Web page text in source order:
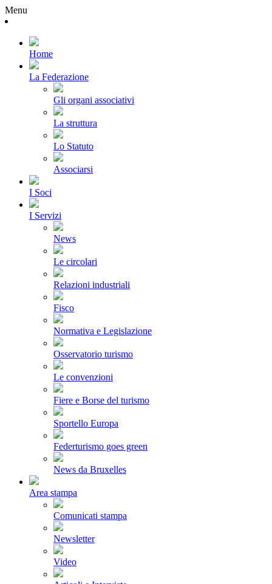
Menu
Home
La Federazione
Gli organi associativi
La struttura
Lo Statuto
Associarsi
I Soci
I Servizi
News
Le circolari
Relazioni industriali
Fisco
Normativa e Legislazione
Osservatorio turismo
Le convenzioni
Fiere e Borse del turismo
Sportello Europa
Federturismo goes green
News da Bruxelles
Area stampa
Comunicati stampa
Newsletter
Video